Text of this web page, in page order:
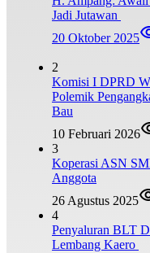
Jadi Jutawan
20 Oktober 2025
2
Komisi I DPRD
Polemik
Bau
10 Februari 2026
3
Koperasi ASN
Anggota
26 Agustus 2025
4
Penyaluran BLT
Lembang Kaero